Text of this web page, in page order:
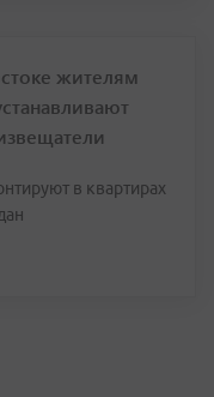
жителям
в квартирах